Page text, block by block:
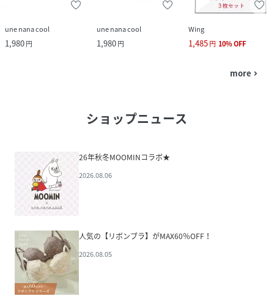
une nana cool
1,980円
une nana cool
1,980円
Wing
1,485円 10%OFF
more navigate_next
ショップニュース
26年秋冬MOOMINコラボ★
2026.08.06
人気の【リボンブラ】がMAX60％OFF！
2026.08.05